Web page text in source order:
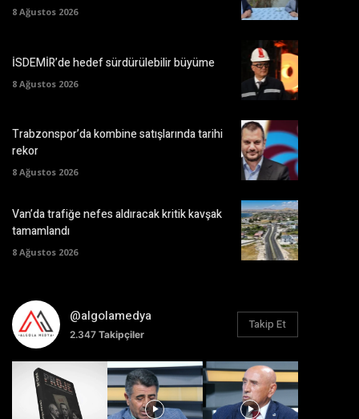
8 Ağustos 2026
İSDEMİR’de hedef sürdürülebilir büyüme
8 Ağustos 2026
Trabzonspor’da kombine satışlarında tarihi
rekor
8 Ağustos 2026
Van’da trafiğe nefes aldıracak kritik kavşak
tamamlandı
8 Ağustos 2026
@algolamedya
2.347Takipçiler
Takip Et